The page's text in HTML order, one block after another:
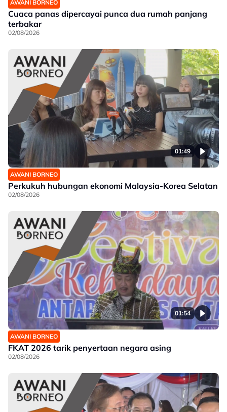
AWANI BORNEO
Cuaca panas dipercayai punca dua rumah panjang
terbakar
02/08/2026
01:49
AWANI BORNEO
Perkukuh hubungan ekonomi Malaysia-Korea Selatan
02/08/2026
01:54
AWANI BORNEO
FKAT 2026 tarik penyertaan negara asing
02/08/2026